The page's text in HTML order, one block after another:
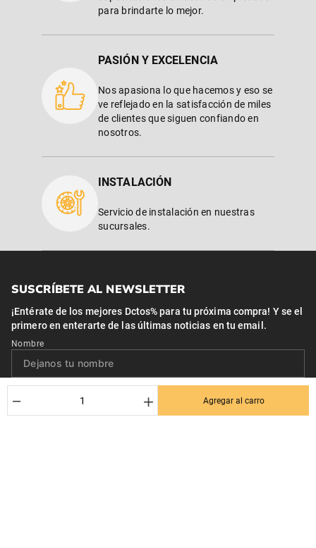
＋
－ Agregar al carro
para brindarte lo mejor.
PASIÓN Y EXCELENCIA
Nos apasiona lo que hacemos y eso se
ve reflejado en la satisfacción de miles
de clientes que siguen confiando en
nosotros.
INSTALACIÓN
Servicio de instalación en nuestras
sucursales.
SUSCRÍBETE AL NEWSLETTER
¡Entérate de los mejores Dctos% para tu próxima compra! Y se el
primero en enterarte de las últimas noticias en tu email.
Nombre